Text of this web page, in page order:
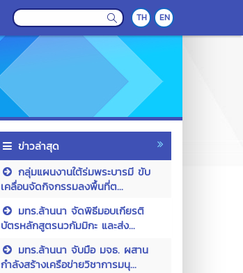
TH EN
ข่าวล่าสุด
กลุ่มแผนงานใต้ร่มพระบารมี ขับ
เคลื่อนจัดกิจกรรมลงพื้นที่ต...
มทร.ล้านนา จัดพิธีมอบเกียรติ
บัตรหลักสูตรนวกัมมิกะ และส่ง...
มทร.ล้านนา จับมือ มจธ. ผสาน
กำลังสร้างเครือข่ายวิชาการมนุ...